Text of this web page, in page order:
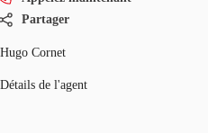
Partager
Hugo Cornet
Détails de l'agent